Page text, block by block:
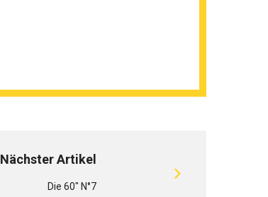
Nächster Artikel
Die 60" N°7